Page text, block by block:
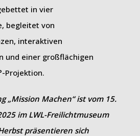
in vier
begleitet von
interaktiven
und einer großflächigen
Projektion.
„Mission Machen“ ist vom 15.
im LWL-Freilichtmuseum
präsentieren sich